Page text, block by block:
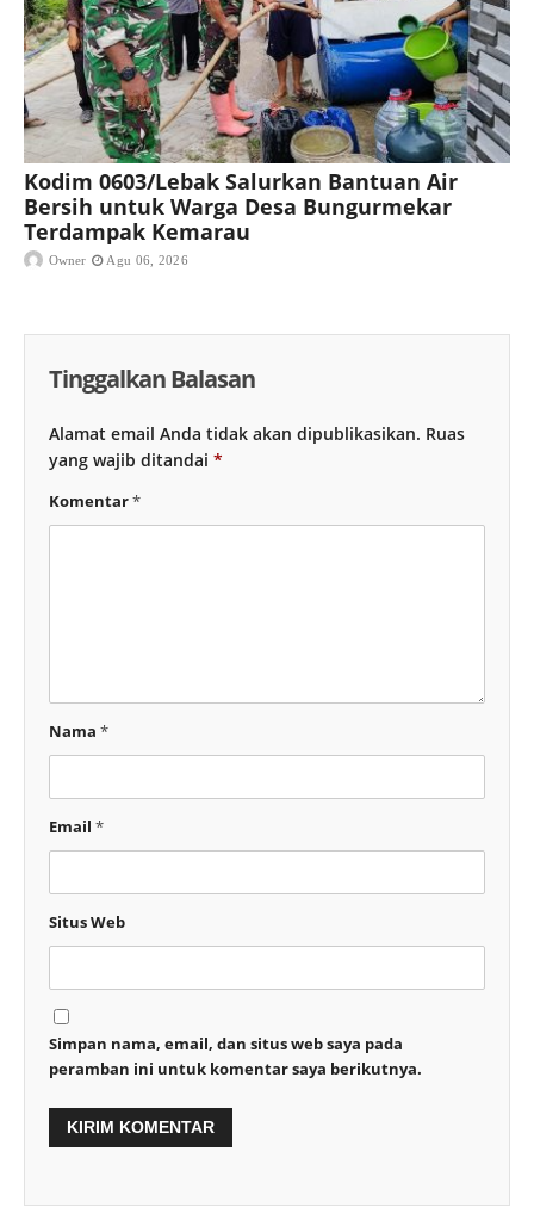
Kodim 0603/Lebak Salurkan Bantuan Air
Bersih untuk Warga Desa Bungurmekar
Terdampak Kemarau
Owner Agu 06, 2026
Tinggalkan Balasan
Alamat email Anda tidak akan dipublikasikan. Ruas
yang wajib ditandai *
Komentar*
Nama *
Email *
Situs Web
Simpan nama, email, dan situs web saya pada
peramban ini untuk komentar saya berikutnya.